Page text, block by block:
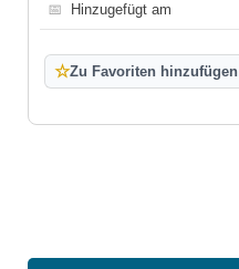
📅 Hinzugefügt am
☆Zu Favoriten hinzufügen